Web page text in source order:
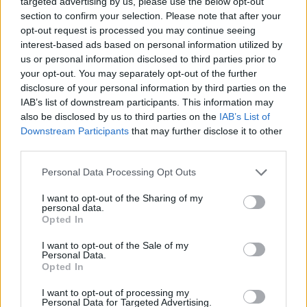
section to confirm your selection. Please note that after your
opt-out request is processed you may continue seeing
interest-based ads based on personal information utilized by
us or personal information disclosed to third parties prior to
your opt-out. You may separately opt-out of the further
disclosure of your personal information by third parties on the
IAB’s list of downstream participants. This information may
also be disclosed by us to third parties on the IAB’s List of
Downstream Participants that may further disclose it to other
Personal Data Processing Opt Outs
I want to opt-out of the Sharing of my
personal data.
Opted In
I want to opt-out of the Sale of my
Personal Data.
Opted In
I want to opt-out of processing my
Personal Data for Targeted Advertising.
Dit ziet de Belgische voetbalbond in Mark van
Bommel als nieuwe bondscoach
Nieuw spoor voor PSV: Kostic duikt op als
serieuze optie
Italiaanse media: Perisic wacht op telefoontje
van Internazionale
kapt interview abrupt af
Wanneer is de loting voor de Champions
League? PSV en Feyenoord weten dan hun
Zo verliep de carrière van Armando Obispo bij